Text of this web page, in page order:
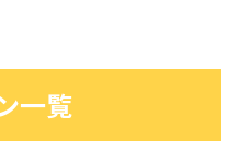
一覧